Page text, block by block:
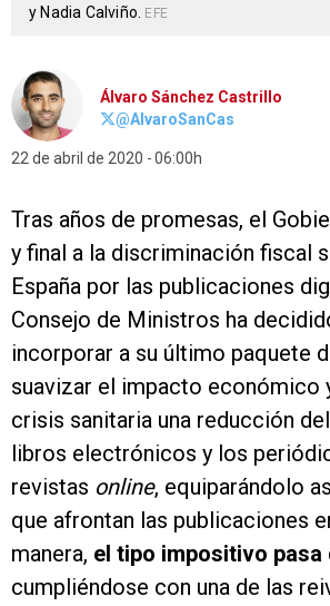
y Nadia Calviño.
EFE
Álvaro Sánchez Castrillo
@AlvaroSanCas
22 de abril de 2020 06:00h
Tras años de promesas, el
y final a la discriminación fiscal
España por las publicaciones
Consejo de Ministros ha
incorporar a su último paquete
suavizar el impacto económico
crisis sanitaria una reducción
libros electrónicos y los
revistas online, equiparándolo
que afrontan las publicaciones
manera, el tipo impositivo pasa
cumpliéndose con una de las